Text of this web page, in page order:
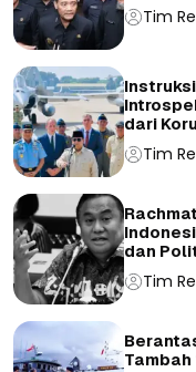
Tim
dari
Tim
dan
Tim